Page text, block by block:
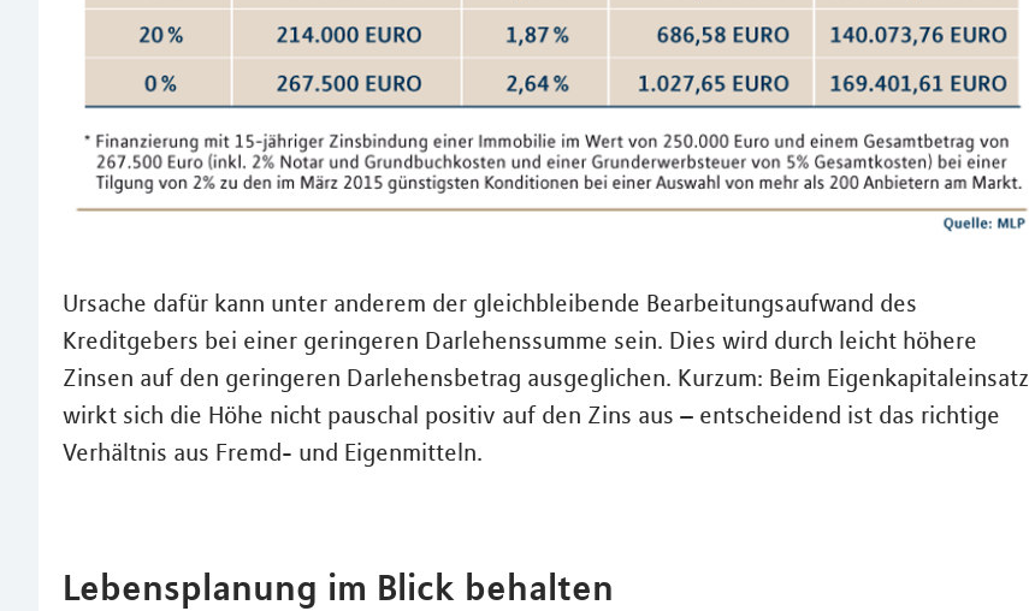
Ursache dafür kann unter anderem der gleichbleibende Bearbeitungsaufwand des
Kreditgebers bei einer geringeren Darlehenssumme sein. Dies wird durch leicht höhere
Zinsen auf den geringeren Darlehensbetrag ausgeglichen. Kurzum: Beim Eigenkapitaleinsatz
wirkt sich die Höhe nicht pauschal positiv auf den Zins aus – entscheidend ist das richtige
Verhältnis aus Fremd- und Eigenmitteln.
Lebensplanung im Blick behalten